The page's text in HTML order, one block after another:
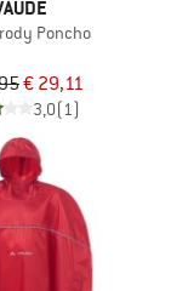
Poncho
€ 29,11
3,0(1)